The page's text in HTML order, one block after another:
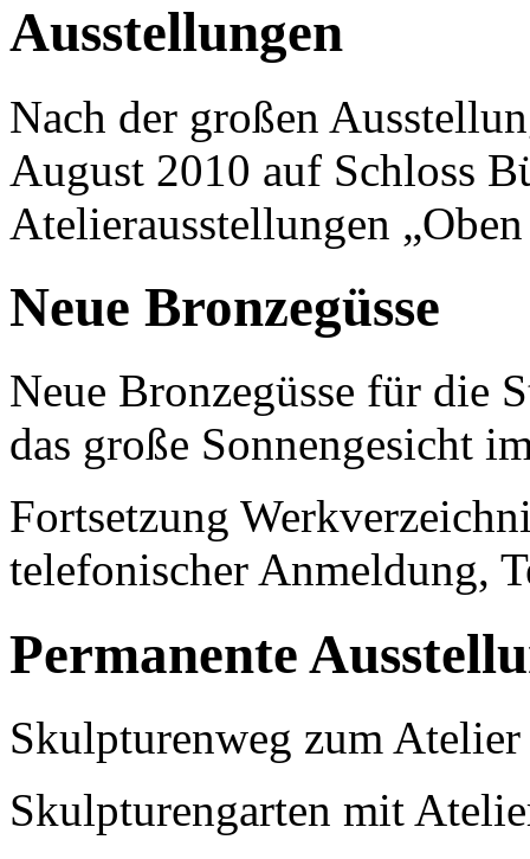
Ausstellungen
Nach der großen
August 2010 auf Schloss
Atelierausstellungen
Neue Bronzegüsse
Neue Bronzegüsse für die
das große Sonnengesicht
Fortsetzung
telefonischer Anmeldung,
Permanente
Skulpturenweg zum
Skulpturengarten mit